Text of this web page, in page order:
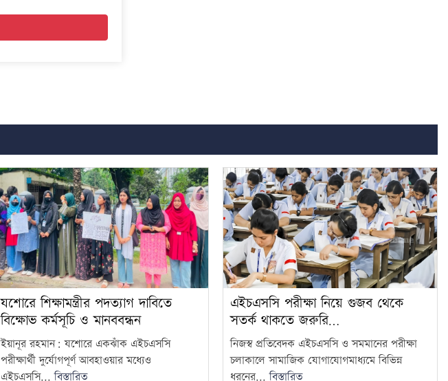
যশোরে শিক্ষামন্ত্রীর পদত্যাগ দাবিতে
বিক্ষোভ কর্মসূচি ও মানববন্ধন
ইয়ানূর রহমান: যশোরে একঝাঁক এইচএসসি
পরীক্ষার্থী দুর্যোগপূর্ণ আবহাওয়ার মধ্যেও
এইচএসসি...বিস্তারিত
এইচএসসি পরীক্ষা নিয়ে গুজব থেকে
সতর্ক থাকতে জরুরি…
নিজস্ব প্রতিবেদক এইচএসসি ও সমমানের পরীক্ষা
চলাকালে সামাজিক যোগাযোগমাধ্যমে বিভিন্ন
ধরনের...বিস্তারিত